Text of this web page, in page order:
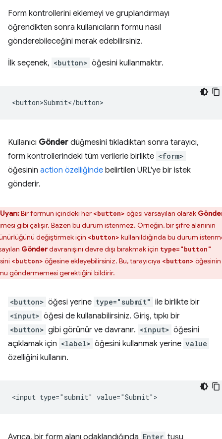
Form kontrollerini eklemeyi ve gruplandırmayı
öğrendikten sonra kullanıcıların formu nasıl
gönderebileceğini merak edebilirsiniz.
İlk seçenek, <button> öğesini kullanmaktır.
Kullanıcı Gönder düğmesini tıkladıktan sonra tarayıcı,
form kontrollerindeki tüm verilerle birlikte <form>
öğesinin action özelliğinde belirtilen URL'ye bir istek
gönderir.
Uyarı:Bir formun içindeki her <button> öğesi varsayılan olarak
gibi çalışır. Bazen bu durum istenmez. Örneğin, bir şifre alanının
değiştirmek için <button> kullanıldığında bu durum
Gönderdavranışını devre dışı bırakmak için type="button"
<button> öğesine ekleyebilirsiniz. Bu, tarayıcıya <button> öğesinin
göndermemesi gerektiğini bildirir.
<button> öğesi yerine type="submit" ile birlikte bir
<input> öğesi de kullanabilirsiniz. Giriş, tıpkı bir
<button> gibi görünür ve davranır. <input> öğesini
açıklamak için <label> öğesini kullanmak yerine value
özelliğini kullanın.
Ayrıca, bir form alanı odaklandığında Enter tuşu